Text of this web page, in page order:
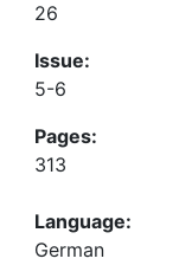
26
Issue:
5-6
Pages:
313
Language:
German